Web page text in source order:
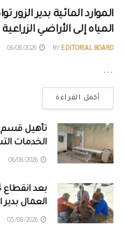
الموارد المائية بدير
المياه إلى الأراضي الزراعية
BY EDITORIAL BOARD
...
أكمل القراءة
تأهيل قسم
الخدمات
العمال بدير